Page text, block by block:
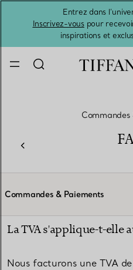
Entrez dans
Inscrivez-vouspour
inspirations et
Commandes
Commandes & Paiements
La TVA s'applique-t-elle
Nous facturons une TVA